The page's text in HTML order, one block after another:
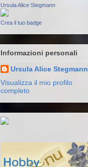
Ursula Alice Stegmann
Crea il tuo badge
Informazioni personali
Ursula Alice Stegmann
Visualizza il mio profilo
completo